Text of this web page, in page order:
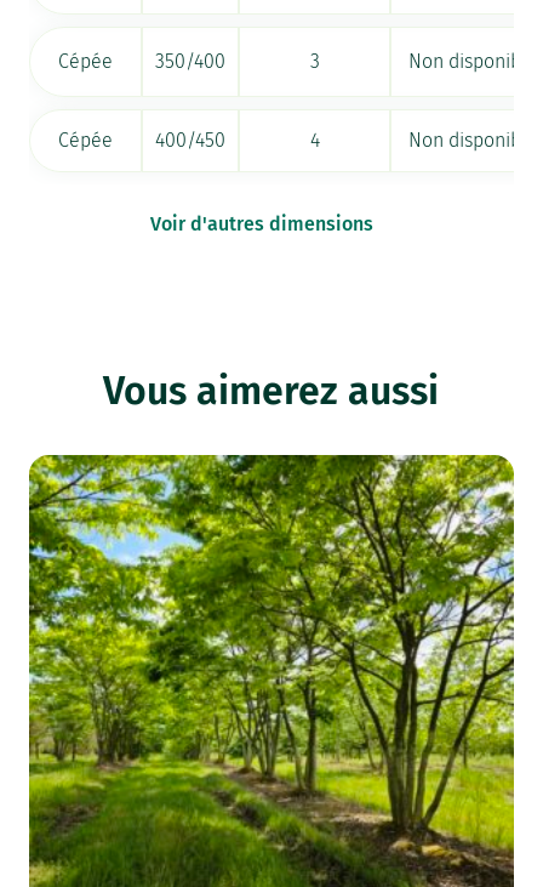
Cépée 350/400 3 Non disponible
Cépée 400/450 4 Non disponible
Voir d'autres dimensions
Vous aimerez aussi